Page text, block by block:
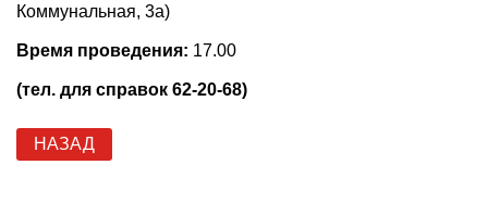
Коммунальная, 3а)
Время проведения: 17.00
(тел. для справок 62-20-68)
НАЗАД